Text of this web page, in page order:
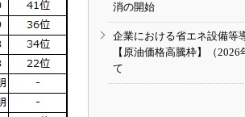
消の開始
企業における省エネ設備等
【原油価格高騰枠】（
て